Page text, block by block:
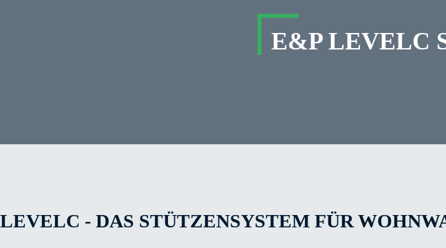
E&P LEVELC
LEVELC - DAS STÜTZENSYSTEM FÜR